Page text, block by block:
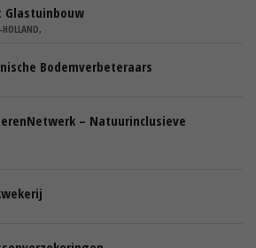
Glastuinbouw
Bodemverbeteraars
– Natuurinclusieve